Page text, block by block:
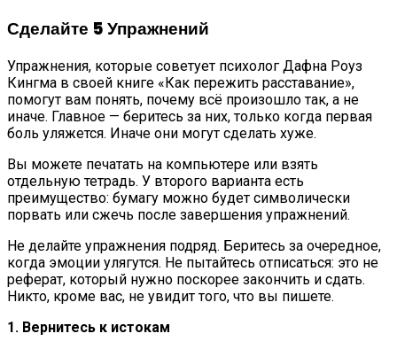
Сделайте 5 Упражнений
Упражнения, которые советует психолог Дафна Роуз
Кингма в своей книге «Как пережить расставание»,
помогут вам понять, почему всё произошло так, а не
иначе. Главное — беритесь за них, только когда первая
боль уляжется. Иначе они могут сделать хуже.
Вы можете печатать на компьютере или взять
отдельную тетрадь. У второго варианта есть
преимущество: бумагу можно будет символически
порвать или сжечь после завершения упражнений.
Не делайте упражнения подряд. Беритесь за очередное,
когда эмоции улягутся. Не пытайтесь отписаться: это не
реферат, который нужно поскорее закончить и сдать.
Никто, кроме вас, не увидит того, что вы пишете.
1. Вернитесь к истокам